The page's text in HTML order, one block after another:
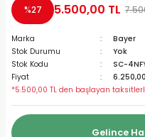
%27 5.500,00 TL
Marka
Bayer
Stok Durumu
Yok
Stok Kodu
SC-
Fiyat
*5.500,00 TL den başlayan
Gelince